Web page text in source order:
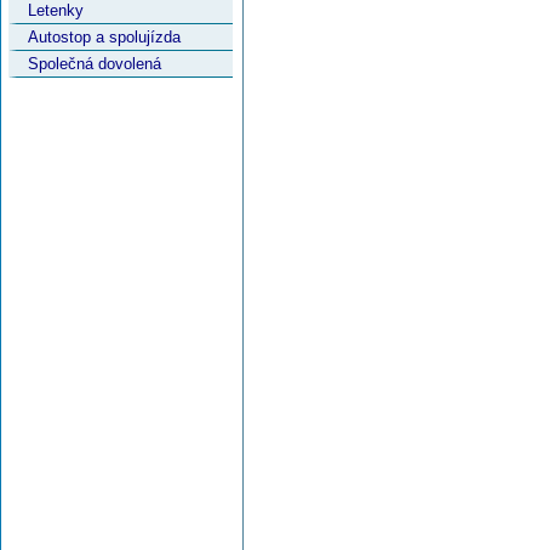
Letenky
Autostop a spolujízda
Společná dovolená